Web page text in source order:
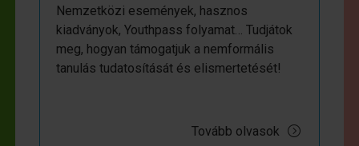
Nemzetközi események, hasznos
kiadványok, Youthpass folyamat… Tudjátok
meg, hogyan támogatjuk a nemformális
tanulás tudatosítását és elismertetését!
Tovább olvasok